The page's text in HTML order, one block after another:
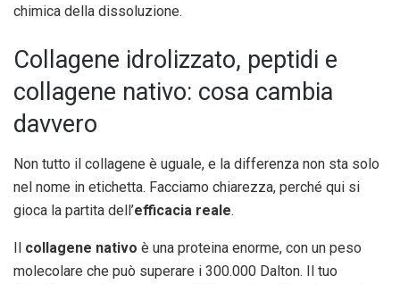
chimica della dissoluzione.
Collagene idrolizzato, peptidi e
collagene nativo: cosa cambia
davvero
Non tutto il collagene è uguale, e la differenza non sta solo
nel nome in etichetta. Facciamo chiarezza, perché qui si
gioca la partita dell’efficacia reale.
Il collagene nativo è una proteina enorme, con un peso
molecolare che può superare i 300.000 Dalton. Il tuo